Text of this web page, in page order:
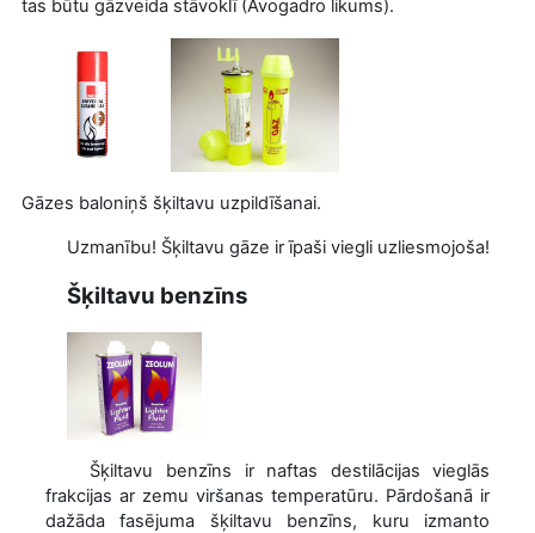
tas būtu gāzveida stāvoklī (Avogadro likums).
Gāzes baloniņš šķiltavu uzpildīšanai.
Uzmanību! Šķiltavu gāze ir īpaši viegli uzliesmojoša!
Šķiltavu benzīns
Šķiltavu benzīns ir naftas destilācijas vieglās
frakcijas ar zemu viršanas temperatūru. Pārdošanā ir
dažāda fasējuma šķiltavu benzīns, kuru izmanto